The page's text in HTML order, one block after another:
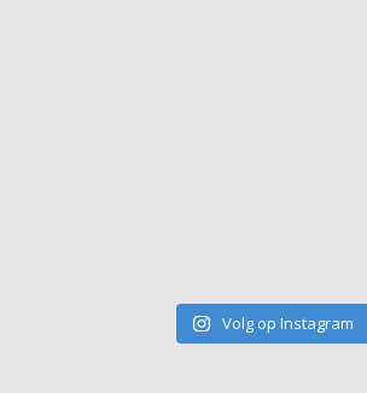
Volg op Instagram